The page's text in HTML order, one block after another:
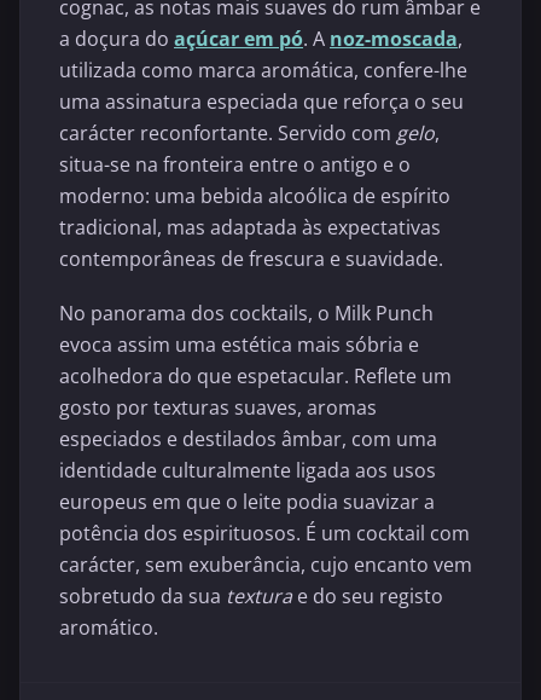
cognac, as notas mais suaves do rum âmbar e
a doçura do açúcar em pó. A noz-moscada,
utilizada como marca aromática, confere-lhe
uma assinatura especiada que reforça o seu
carácter reconfortante. Servido com gelo,
situa-se na fronteira entre o antigo e o
moderno: uma bebida alcoólica de espírito
tradicional, mas adaptada às expectativas
contemporâneas de frescura e suavidade.
No panorama dos cocktails, o Milk Punch
evoca assim uma estética mais sóbria e
acolhedora do que espetacular. Reflete um
gosto por texturas suaves, aromas
especiados e destilados âmbar, com uma
identidade culturalmente ligada aos usos
europeus em que o leite podia suavizar a
potência dos espirituosos. É um cocktail com
carácter, sem exuberância, cujo encanto vem
sobretudo da sua textura e do seu registo
aromático.